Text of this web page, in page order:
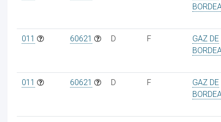
011 60621 D F
GAZ DE
011 60621 D F
GAZ DE